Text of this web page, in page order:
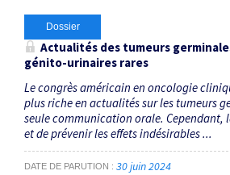
cancer du pénis ×
Dates
Du
Dossier
Actualités des tumeurs
génito-urinaires rares
Le congrès américain en oncologie
plus riche en actualités sur les tumeurs
seule communication orale. Cependant,
et de prévenir les effets indésirables ...
DATE DE PARUTION 30 juin 2024